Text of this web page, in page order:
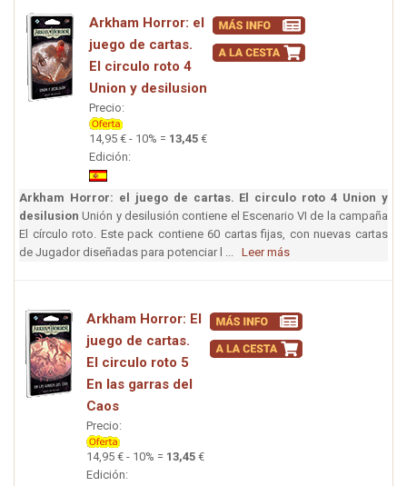
Arkham Horror: el
juego de cartas.
El circulo roto 4
Union y desilusion
Precio:
14,95 € - 10% = 13,45 €
Edición:
Arkham Horror: el juego de cartas. El circulo roto 4 Union y
desilusion Unión y desilusión contiene el Escenario VI de la campaña
El círculo roto. Este pack contiene 60 cartas fijas, con nuevas cartas
de Jugador diseñadas para potenciar l ... Leer más
Arkham Horror: El
juego de cartas.
El circulo roto 5
En las garras del
Caos
Precio:
14,95 € - 10% = 13,45 €
Edición: